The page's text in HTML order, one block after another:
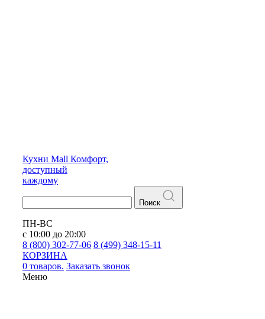
Кухни Mall Комфорт,
доступный
каждому
Поиск
ПН-ВС
с 10:00 до 20:00
8 (800) 302-77-06 8 (499) 348-15-11
КОРЗИНА
0 товаров. Заказать звонок
Меню